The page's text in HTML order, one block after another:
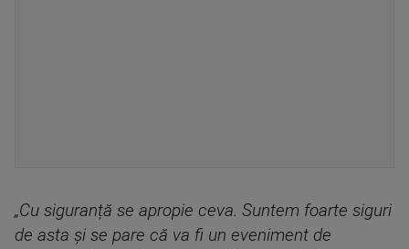
„Cu siguranță se apropie ceva. Suntem foarte siguri
de asta și se pare că va fi un eveniment de